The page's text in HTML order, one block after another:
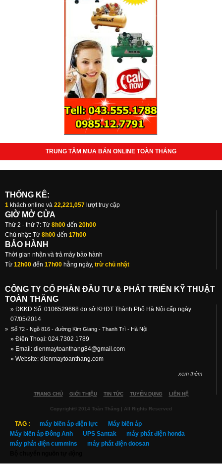
TRUNG TÂM MUA BÁN ONLINE TOÀN THẮNG
THỐNG KÊ:
1 khách online và 22,221,057 lượt truy cập
GIỜ MỞ CỬA
Thứ 2 - thứ 7: Từ 8h00 đến 20h00
Chủ nhật: Từ 8h00 đến 17h00
BẢO HÀNH
Thời gian nhận và trả máy bảo hành
Từ 12h00 đến 17h00 hằng ngày, trừ chủ nhật
CÔNG TY CỔ PHẦN ĐẦU TƯ & PHÁT TRIỂN KỸ THUẬT
TOÀN THẮNG
» ĐKKD Số: 0106529668 do sở KHĐT Thành Phố Hà Nội cấp ngày
07/05/2014
» Số 72 - Ngõ 816 - đường Kim Giang - Thanh Trì - Hà Nội
» Điện Thoại: 024.7302 1789
» Email: dienmaytoanthang84@gmail.com
» Website: dienmaytoanthang.com
xem thêm
TRANG CHỦ GIỚI THIỆU TIN TỨC TUYỂN DỤNG LIÊN HỆ
Copyright© 2014 Toàn Thắng | All Rights Reserved
TAG : máy biến áp điện lực
Máy biến áp
Máy biến áp Đông Anh
UPS Santak
máy phát điện honda
máy phát điện cummins
máy phát điện doosan